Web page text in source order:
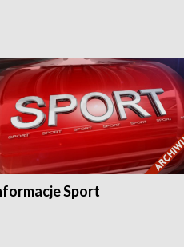
Sport